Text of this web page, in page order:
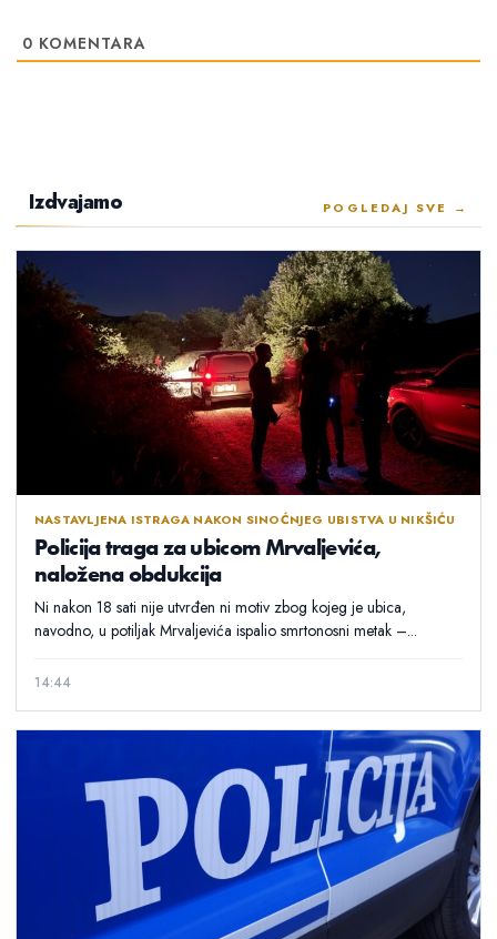
0 KOMENTARA
Izdvajamo POGLEDAJ SVE →
NASTAVLJENA ISTRAGA NAKON SINOĆNJEG UBISTVA U NIKŠIĆU
Policija traga za ubicom Mrvaljevića,
naložena obdukcija
Ni nakon 18 sati nije utvrđen ni motiv zbog kojeg je ubica,
navodno, u potiljak Mrvaljevića ispalio smrtonosni metak –...
14:44